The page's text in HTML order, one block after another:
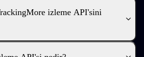
izleme API'sini